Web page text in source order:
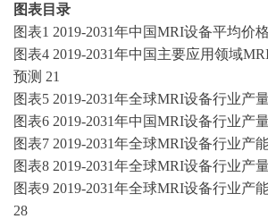
图表目录
图表1 2019-2031年中国MRI设备平均价
图表4 2019-2031年中国主要应用领域
预测 21
图表5 2019-2031年全球MRI设备行业产
图表6 2019-2031年中国MRI设备行业产
图表7 2019-2031年全球MRI设备行业产
图表8 2019-2031年全球MRI设备行业产
图表9 2019-2031年全球MRI设备行业产
28